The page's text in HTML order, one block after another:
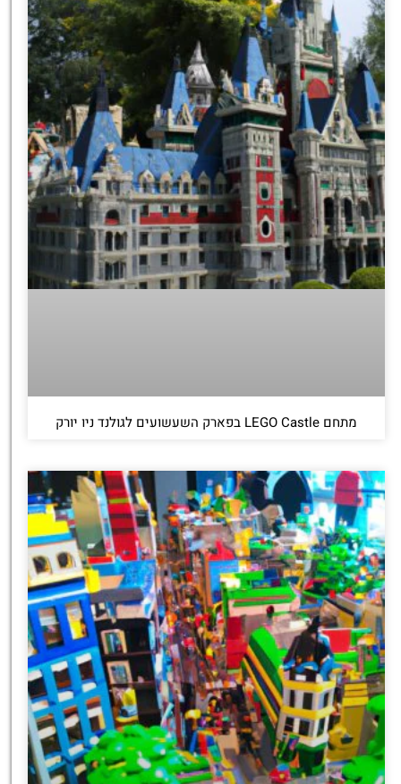
מתחם LEGO Castle בפארק השעשועים לגולנד ניו יורק